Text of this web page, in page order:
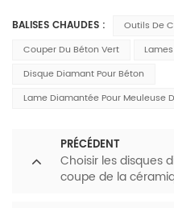
BALISES CHAUDES : Outils De
Couper Du Béton Vert
Disque Diamant Pour Béton
Lame Diamantée Pour Meuleuse
PRÉCÉDENT
Choisir les disques
coupe de la